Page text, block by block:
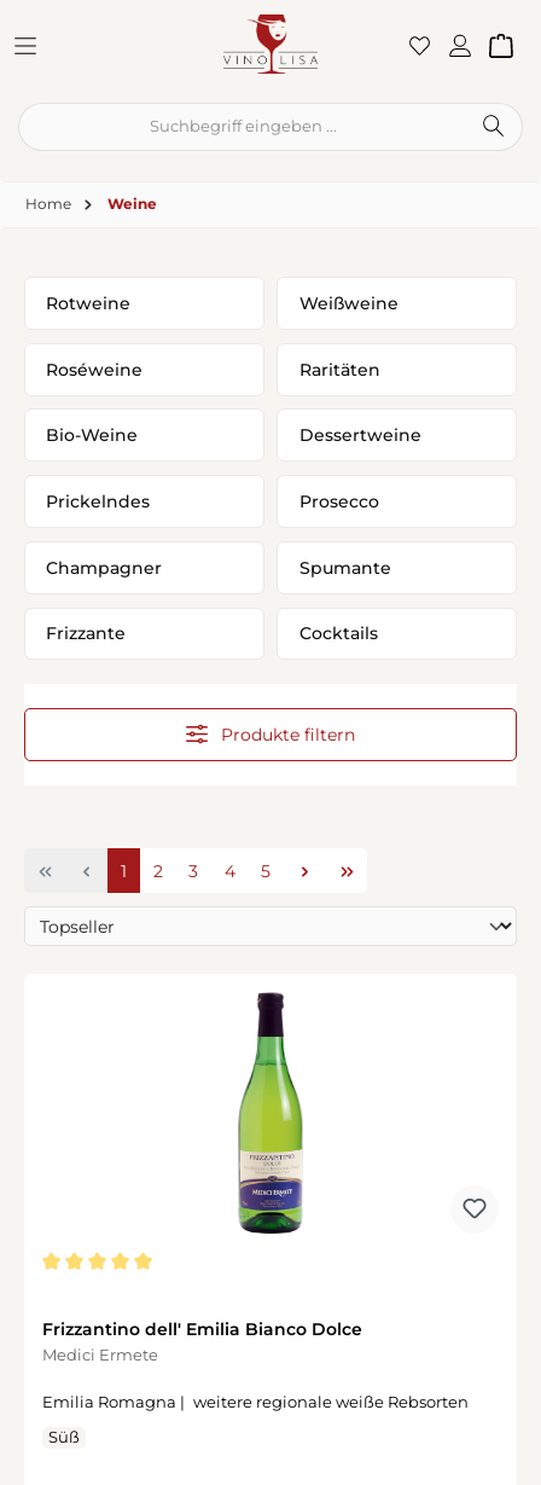
Home Weine
Rotweine Weißweine
Roséweine Raritäten
Bio-Weine Dessertweine
Prickelndes Prosecco
Champagner Spumante
Frizzante Cocktails
Produkte filtern
Seite
1 Seite
2 Seite
3 Seite
4 Seite
5
Frizzantino dell' Emilia Bianco Dolce
Medici Ermete
Emilia Romagna | weitere regionale weiße Rebsorten
Süß